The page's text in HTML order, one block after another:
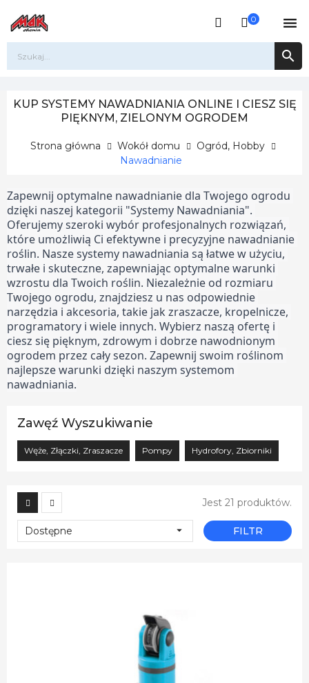
0 

KUP SYSTEMY NAWADNIANIA ONLINE I CIESZ SIĘ
PIĘKNYM, ZIELONYM OGRODEM
Strona główna Wokół domu
Ogród, Hobby
Nawadnianie
Zapewnij optymalne nawadnianie dla Twojego ogrodu
dzięki naszej kategorii "Systemy Nawadniania".
Oferujemy szeroki wybór profesjonalnych rozwiązań,
które umożliwią Ci efektywne i precyzyjne nawadnianie
roślin. Nasze systemy nawadniania są łatwe w użyciu,
trwałe i skuteczne, zapewniając optymalne warunki
wzrostu dla Twoich roślin. Niezależnie od rozmiaru
Twojego ogrodu, znajdziesz u nas odpowiednie
narzędzia i akcesoria, takie jak zraszacze, kropelnicze,
programatory i wiele innych. Wybierz naszą ofertę i
ciesz się pięknym, zdrowym i dobrze nawodnionym
ogrodem przez cały sezon. Zapewnij swoim roślinom
najlepsze warunki dzięki naszym systemom
nawadniania.
Zawęź Wyszukiwanie
Węże, Złączki, Zraszacze Pompy Hydrofory, Zbiorniki
Jest 21 produktów.
Dostępne  FILTR